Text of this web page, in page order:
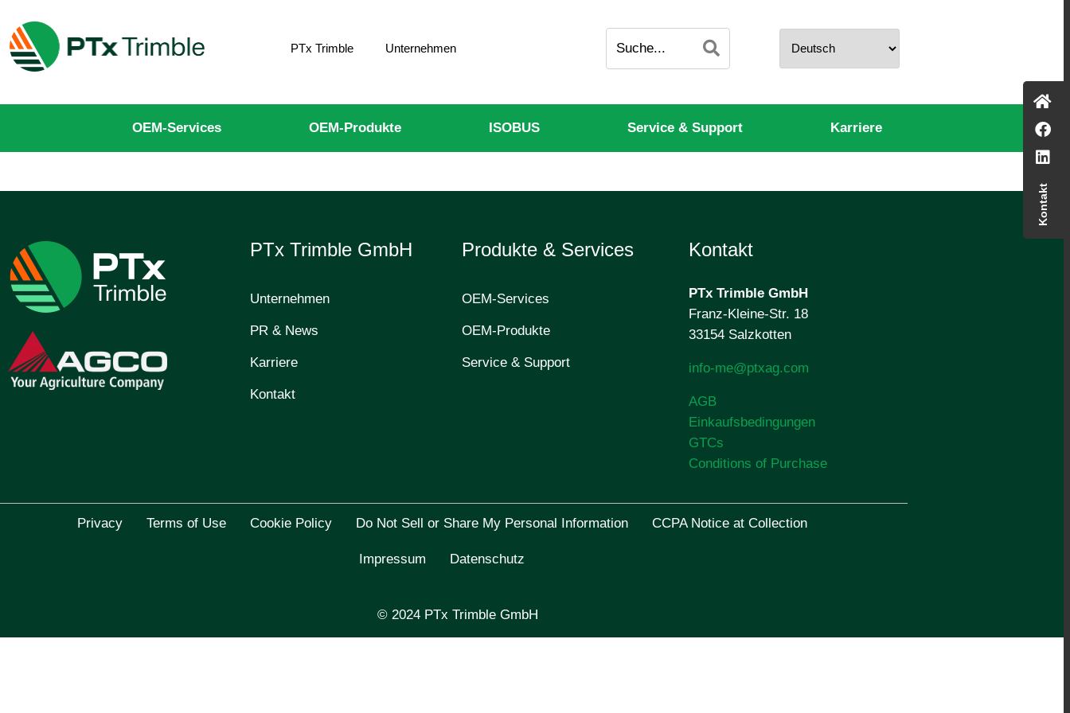
PTx Trimble Unternehmen
OEM-Services OEM-Produkte ISOBUS Service & Support Karriere
PTx Trimble GmbH
Unternehmen
PR & News
Karriere
Kontakt
Produkte & Services
OEM-Services
OEM-Produkte
Service & Support
Kontakt
PTx TrimbleGmbH
Franz-Kleine-Str. 18
33154 Salzkotten
info-me@ptxag.com
AGB
Einkaufsbedingungen
GTCs
Conditions of Purchase
Privacy Terms of Use Cookie Policy Do Not Sell or Share My Personal Information CCPA Notice at Collection
Impressum Datenschutz
© 2024 PTx Trimble GmbH
Kontakt